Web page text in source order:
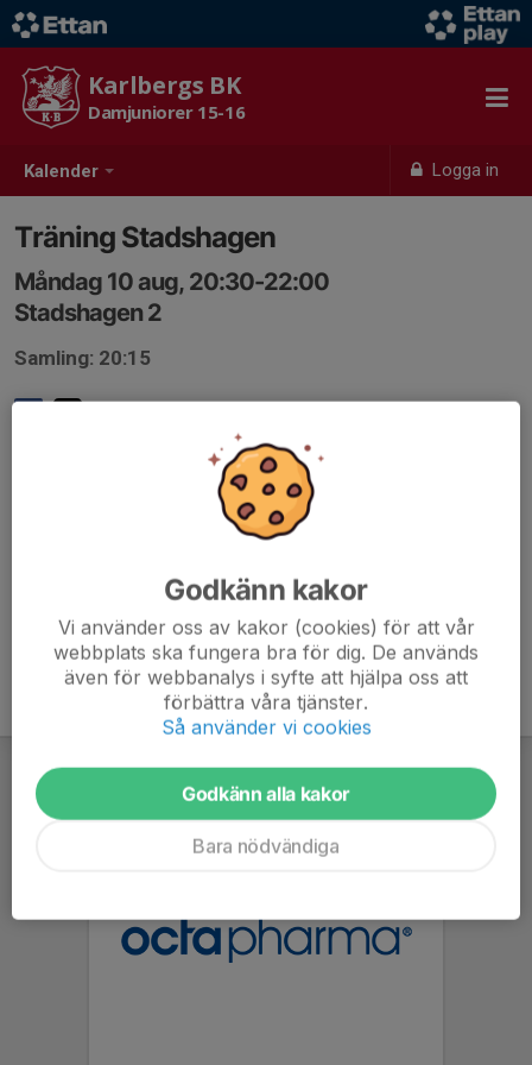
Kalender Logga in
Karlbergs BK
Damjuniorer 15-16
Träning Stadshagen
Måndag 10 aug, 20:30-22:00
Stadshagen 2
Samling: 20:15
Endast kallade kan anmäla sig till aktiviteten. 46 personer är
Godkänn kakor
Vi använder oss av kakor (cookies) för att vår
webbplats ska fungera bra för dig. De används
även för webbanalys i syfte att hjälpa oss att
förbättra våra tjänster.
Så använder vi cookies
Godkänn alla kakor
Bara nödvändiga